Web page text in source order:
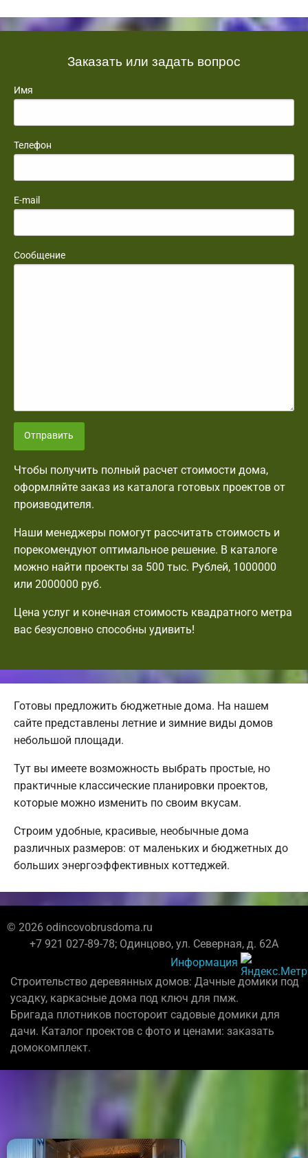
Заказать или задать вопрос
Имя
Телефон
E-mail
Сообщение
Отправить
Чтобы получить полный расчет стоимости дома,
оформляйте заказ из каталога готовых проектов от
производителя.
Наши менеджеры помогут рассчитать стоимость и
порекомендуют оптимальное решение. В каталоге
можно найти проекты за 500 тыс. Рублей, 1000000
или 2000000 руб.
Цена услуг и конечная стоимость квадратного метра
вас безусловно способны удивить!
Готовы предложить бюджетные дома. На нашем
сайте представлены летние и зимние виды домов
небольшой площади.
Тут вы имеете возможность выбрать простые, но
практичные классические планировки проектов,
которые можно изменить по своим вкусам.
Строим удобные, красивые, необычные дома
различных размеров: от маленьких и бюджетных до
больших энергоэффективных коттеджей.
© 2026 odincovobrusdoma.ru
+7 921 027-89-78; Одинцово, ул. Северная, д. 62А
Информация
Строительство деревянных домов: Дачные домики под
усадку, каркасные дома под ключ для пмж.
Бригада плотников постороит садовые домики для
дачи. Каталог проектов с фото и ценами: заказать
домокомплект.